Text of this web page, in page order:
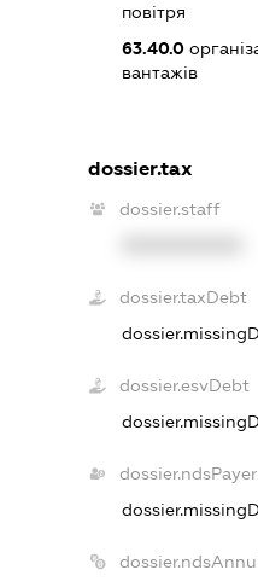
повітря
63.40.0
вантажів
dossier.tax
dossier.staff
dossier.taxDebt
dossier.esvDebt
dossier.ndsPayer